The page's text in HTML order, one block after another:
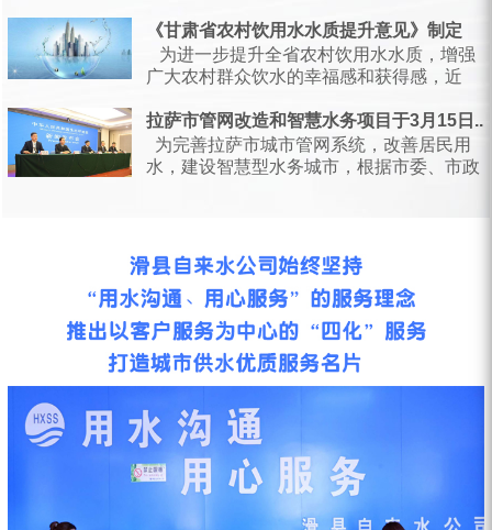
生活的...
《甘肃省农村饮用水水质提升意见》制定
为进一步提升全省农村饮用水水质，增强
广大农村群众饮水的幸福感和获得感，近
拉萨市管网改造和智慧水务项目于3月15日...
为完善拉萨市城市管网系统，改善居民用
水，建设智慧型水务城市，根据市委、市政